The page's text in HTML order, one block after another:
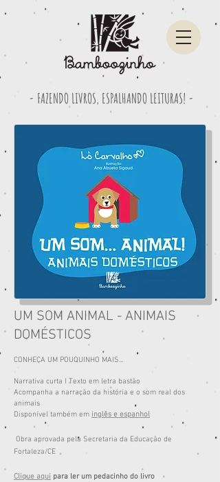
- FAZENDO LIVROS, ESPALHANDO LEITURAS! -
UM SOM ANIMAL - ANIMAIS
DOMÉSTICOS
CONHEÇA UM POUQUINHO MAIS...
Narrativa curta I Texto em letra bastão
Acompanha a narração da história e o som real dos
animais
Disponível também em inglês e espanhol
Obra aprovada pela Secretaria da Educação de
Fortaleza/CE
Clique aqui para ler um pedacinho do livro